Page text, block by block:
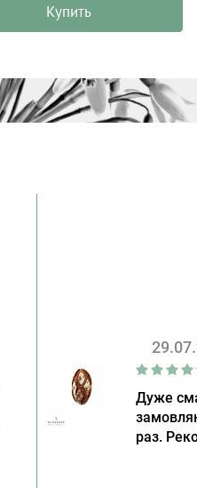
Купить
Дуже
раз.